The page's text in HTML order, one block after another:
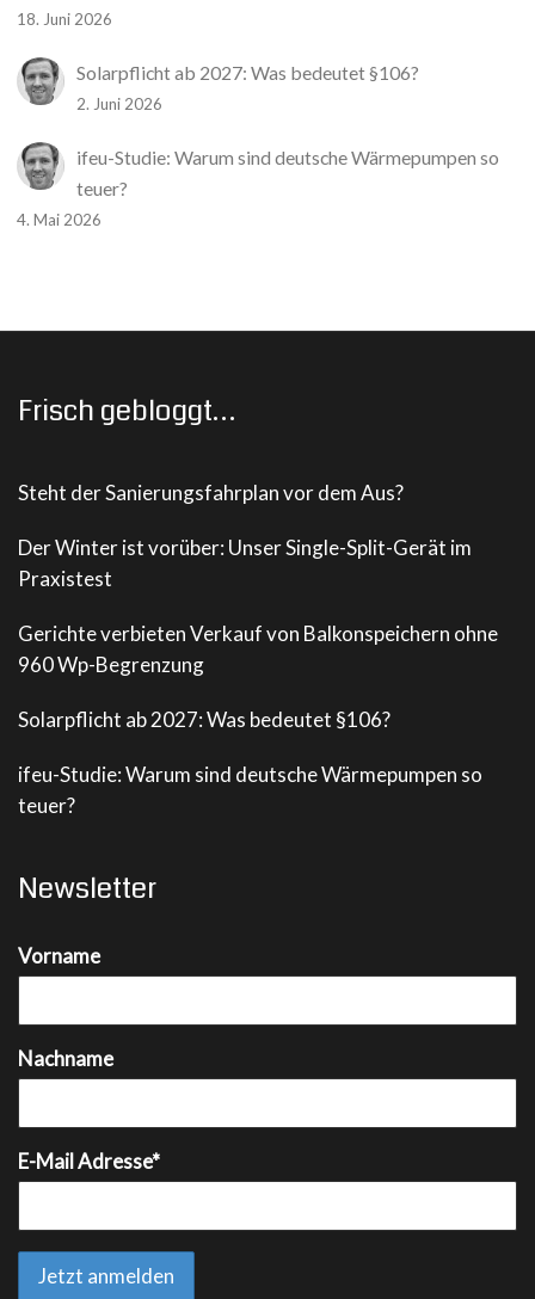
18. Juni 2026
Solarpflicht ab 2027: Was bedeutet §106?
2. Juni 2026
ifeu-Studie: Warum sind deutsche Wärmepumpen so
teuer?
4. Mai 2026
Frisch gebloggt…
Steht der Sanierungsfahrplan vor dem Aus?
Der Winter ist vorüber: Unser Single-Split-Gerät im
Praxistest
Gerichte verbieten Verkauf von Balkonspeichern ohne
960 Wp-Begrenzung
Solarpflicht ab 2027: Was bedeutet §106?
ifeu-Studie: Warum sind deutsche Wärmepumpen so
teuer?
Newsletter
Vorname
Nachname
E-Mail Adresse*